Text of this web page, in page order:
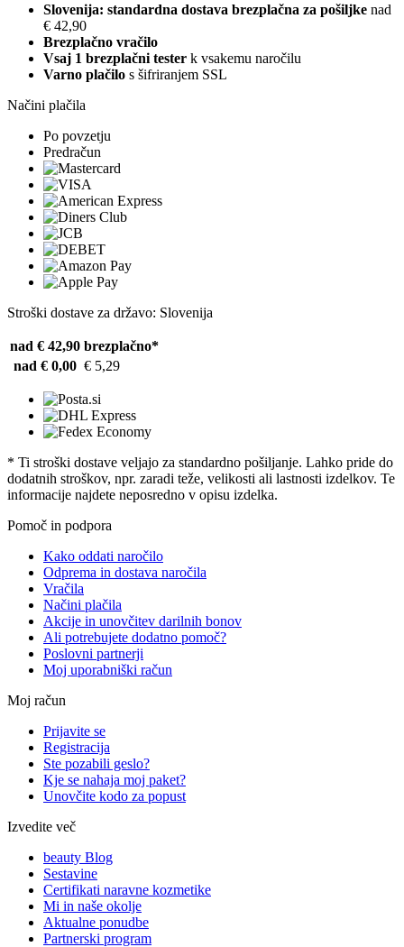
Slovenija: standardna dostava brezplačna za pošiljke nad
€ 42,90
Brezplačno vračilo
Vsaj 1 brezplačni tester k vsakemu naročilu
Varno plačilo s šifriranjem SSL
Načini plačila
Po povzetju
Predračun
Stroški dostave za državo: Slovenija
nad € 42,90 brezplačno*
nad € 0,00 € 5,29
* Ti stroški dostave veljajo za standardno pošiljanje. Lahko pride do
dodatnih stroškov, npr. zaradi teže, velikosti ali lastnosti izdelkov. Te
informacije najdete neposredno v opisu izdelka.
Pomoč in podpora
Kako oddati naročilo
Odprema in dostava naročila
Vračila
Načini plačila
Akcije in unovčitev darilnih bonov
Ali potrebujete dodatno pomoč?
Poslovni partnerji
Moj uporabniški račun
Moj račun
Prijavite se
Registracija
Ste pozabili geslo?
Kje se nahaja moj paket?
Unovčite kodo za popust
Izvedite več
beauty Blog
Sestavine
Certifikati naravne kozmetike
Mi in naše okolje
Aktualne ponudbe
Partnerski program